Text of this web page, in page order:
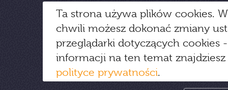
Ta strona używa plików cookies.
chwili możesz dokonać zmiany
przeglądarki dotyczących cookies
informacji na ten temat
polityce prywatności.